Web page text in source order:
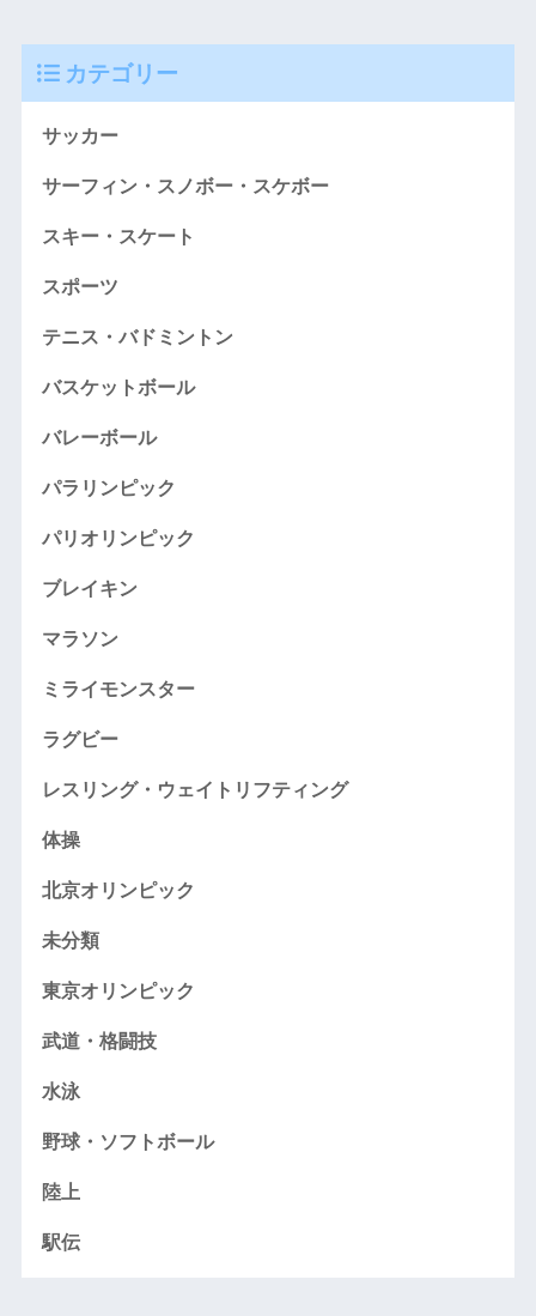
カテゴリー
サッカー
サーフィン・スノボー・スケボー
スキー・スケート
スポーツ
テニス・バドミントン
バスケットボール
バレーボール
パラリンピック
パリオリンピック
ブレイキン
マラソン
ミライモンスター
ラグビー
レスリング・ウェイトリフティング
体操
北京オリンピック
未分類
東京オリンピック
武道・格闘技
水泳
野球・ソフトボール
陸上
駅伝